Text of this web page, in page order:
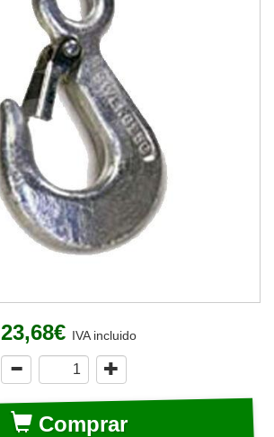
23,68€ IVA incluido
Comprar